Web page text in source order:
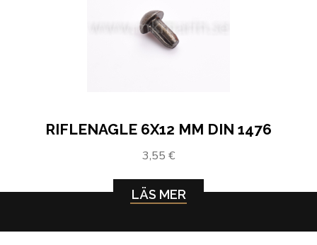
RIFLENAGLE 6X12 MM DIN 1476
3,55 €
LÄS MER